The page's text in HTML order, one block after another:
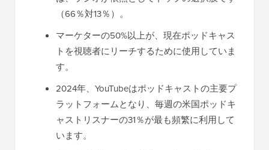
（66％対13％）。
マーケターの50%以上が、現在ポッドキャス
トを視聴者にリーチするために使用していま
す。
2024年、YouTubeはポッドキャストの主要プ
ラットフォームとなり、毎週の米国ポッドキ
ャストリスナーの31％が最も頻繁に利用して
います。